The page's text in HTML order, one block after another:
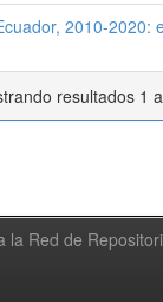
2010-2020:
resultados 1
la Red de